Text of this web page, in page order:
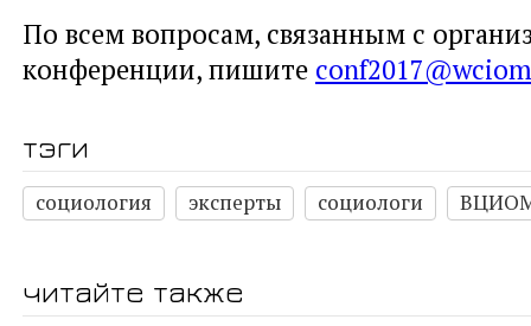
По всем вопросам, связанным с
конференции, пишите
тэги
социология эксперты социологи
читайте также